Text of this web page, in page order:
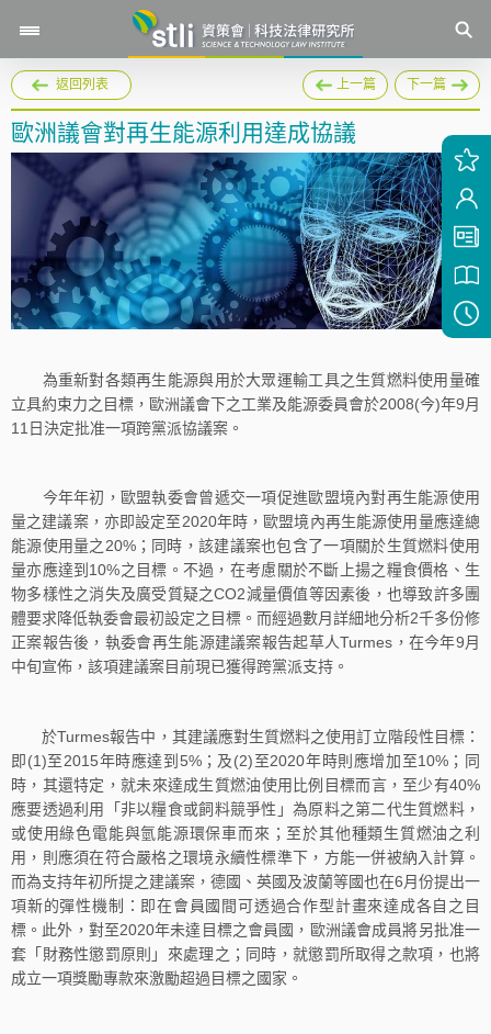
返回列表 上一篇 下一篇
歐洲議會對再生能源利用達成協議
為重新對各類再生能源與用於大眾運輸工具之生質燃料使用量確
立具約束力之目標，歐洲議會下之工業及能源委員會於2008(今)年9月
11日決定批准一項跨黨派協議案。
今年年初，歐盟執委會曾遞交一項促進歐盟境內對再生能源使用
量之建議案，亦即設定至2020年時，歐盟境內再生能源使用量應達總
能源使用量之20%；同時，該建議案也包含了一項關於生質燃料使用
量亦應達到10%之目標。不過，在考慮關於不斷上揚之糧食價格、生
物多樣性之消失及廣受質疑之CO2減量價值等因素後，也導致許多團
體要求降低執委會最初設定之目標。而經過數月詳細地分析2千多份修
正案報告後，執委會再生能源建議案報告起草人Turmes，在今年9月
中旬宣佈，該項建議案目前現已獲得跨黨派支持。
於Turmes報告中，其建議應對生質燃料之使用訂立階段性目標：
即(1)至2015年時應達到5%；及(2)至2020年時則應增加至10%；同
時，其還特定，就未來達成生質燃油使用比例目標而言，至少有40%
應要透過利用「非以糧食或飼料競爭性」為原料之第二代生質燃料，
或使用綠色電能與氫能源環保車而來；至於其他種類生質燃油之利
用，則應須在符合嚴格之環境永續性標準下，方能一併被納入計算。
而為支持年初所提之建議案，德國、英國及波蘭等國也在6月份提出一
項新的彈性機制：即在會員國間可透過合作型計畫來達成各自之目
標。此外，對至2020年未達目標之會員國，歐洲議會成員將另批准一
套「財務性懲罰原則」來處理之；同時，就懲罰所取得之款項，也將
成立一項獎勵專款來激勵超過目標之國家。